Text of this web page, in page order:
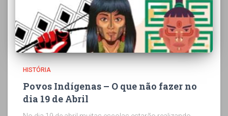
HISTÓRIA
Povos Indígenas – O que não fazer no
dia 19 de Abril